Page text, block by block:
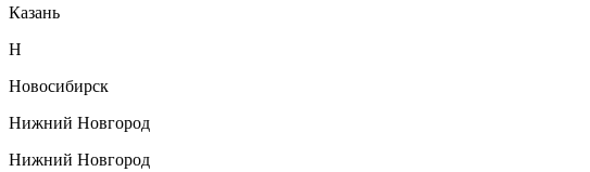
Казань
Н
Новосибирск
Нижний Новгород
Нижний Новгород